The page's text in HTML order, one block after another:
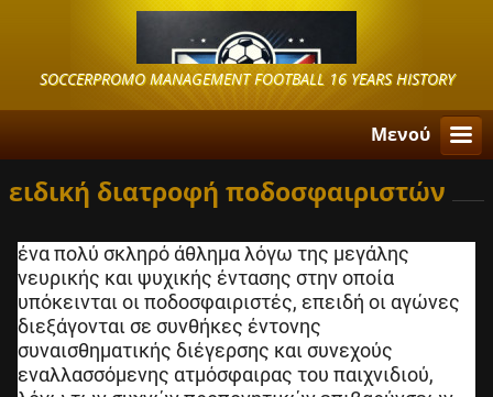
SOCCERPROMO MANAGEMENT FOOTBALL 16 YEARS HISTORY
Μενού
ειδική διατροφή ποδοσφαιριστών
ένα πολύ σκληρό άθλημα λόγω της μεγάλης
νευρικής και ψυχικής έντασης στην οποία
υπόκεινται οι ποδοσφαιριστές, επειδή οι αγώνες
διεξάγονται σε συνθήκες έντονης
συναισθηματικής διέγερσης και συνεχούς
εναλλασσόμενης ατμόσφαιρας του παιχνιδιού,